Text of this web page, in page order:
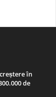
în
de